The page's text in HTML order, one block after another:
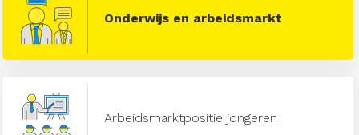
Onderwijs en arbeidsmarkt
Arbeidsmarktpositie jongeren